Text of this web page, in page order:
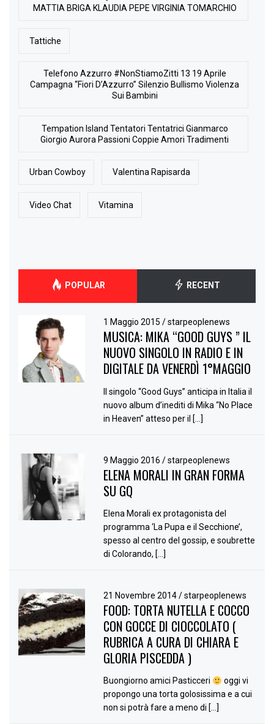
MATTIA BRIGA KLAUDIA PEPE VIRGINIA TOMARCHIO
Tattiche
Telefono Azzurro #NonStiamoZitti 13 19 Aprile
Campagna “Fiori D’Azzurro” Silenzio Bullismo Violenza
Sui Bambini
Tempation Island Tentatori Tentatrici Gianmarco
Giorgio Aurora Passioni Coppie Amori Tradimenti
Urban Cowboy Valentina Rapisarda
Video Chat Vitamina
POPULAR RECENT
1 Maggio 2015/ starpeoplenews
MUSICA: MIKA “GOOD GUYS ” IL
NUOVO SINGOLO IN RADIO E IN
DIGITALE DA VENERDÌ 1°MAGGIO
Il singolo “Good Guys” anticipa in Italia il
nuovo album d’inediti di Mika “No Place
in Heaven” atteso per il […]
9 Maggio 2016/ starpeoplenews
ELENA MORALI IN GRAN FORMA
SU GQ
Elena Morali ex protagonista del
programma ‘La Pupa e il Secchione’,
spesso al centro del gossip, e soubrette
di Colorando, […]
21 Novembre 2014/ starpeoplenews
FOOD: TORTA NUTELLA E COCCO
CON GOCCE DI CIOCCOLATO (
RUBRICA A CURA DI CHIARA E
GLORIA PISCEDDA )
Buongiorno amici Pasticceri
oggi vi
propongo una torta golosissima e a cui
non si potrà fare a meno di […]